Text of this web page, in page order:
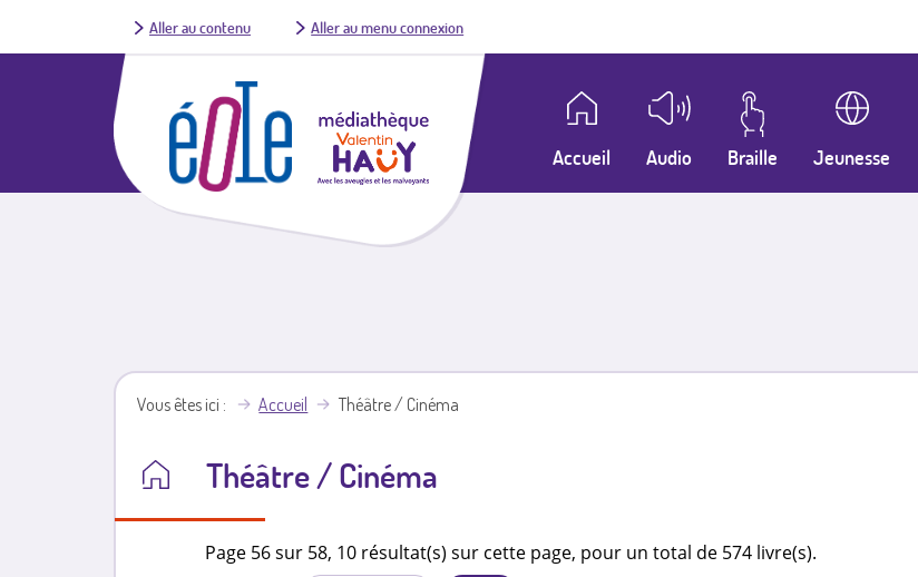
Aller au contenu Aller au menu connexion
Accueil Audio Braille Jeunesse
Vous êtes ici Accueil Théâtre / Cinéma
Théâtre / Cinéma
Page 56 sur 58, 10 résultat(s) sur cette page, pour un total de 574 livre(s).